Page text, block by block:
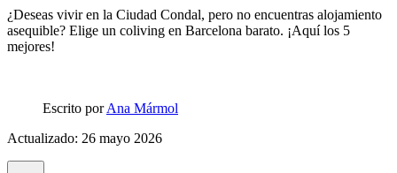
¿Deseas vivir en la Ciudad Condal, pero no encuentras alojamiento
asequible? Elige un coliving en Barcelona barato. ¡Aquí los 5
mejores!
Escrito porAna Mármol
Actualizado: 26 mayo 2026